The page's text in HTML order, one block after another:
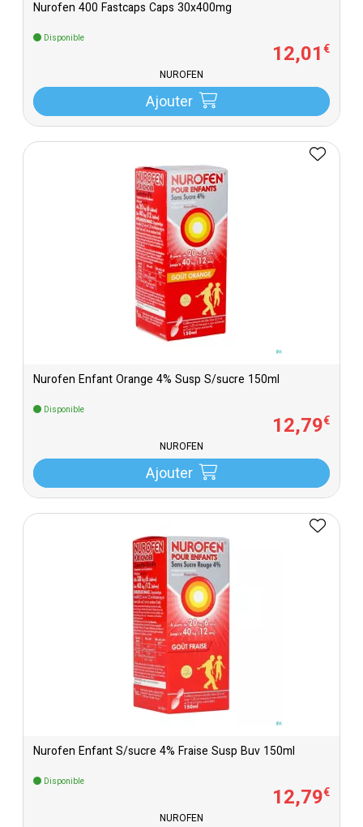
Nurofen 400 Fastcaps Caps 30x400mg
Disponible
12,01€
NUROFEN
Ajouter
Nurofen Enfant Orange 4% Susp S/sucre 150ml
Disponible
12,79€
NUROFEN
Ajouter
Nurofen Enfant S/sucre 4% Fraise Susp Buv 150ml
Disponible
12,79€
NUROFEN